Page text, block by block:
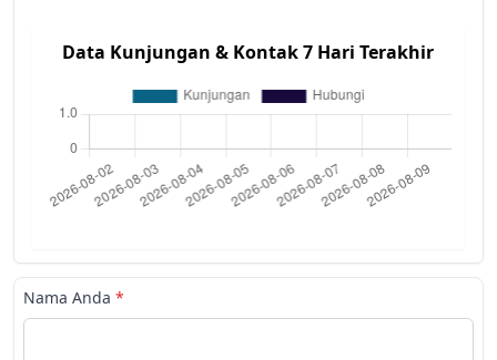
Data Kunjungan & Kontak 7 Hari Terakhir
Nama Anda *